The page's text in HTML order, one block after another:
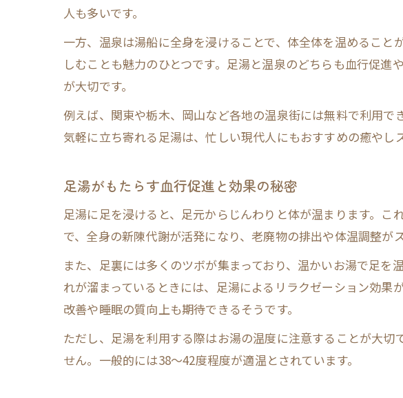
温泉
足湯
温泉
心と体にや
足湯
健康意
足湯
足湯の基
正し
人も多いです。
一方、温泉は湯船に全身を浸けることで、体全体を温めるこ
しむことも魅力のひとつです。足湯と温泉のどちらも血行促
が大切です。
例えば、関東や栃木、岡山など各地の温泉街には無料で利用で
気軽に立ち寄れる足湯は、忙しい現代人にもおすすめの癒やし
足湯がもたらす血行促進と効果の秘密
足湯に足を浸けると、足元からじんわりと体が温まります。
で、全身の新陳代謝が活発になり、老廃物の排出や体温調整が
また、足裏には多くのツボが集まっており、温かいお湯で足
れが溜まっているときには、足湯によるリラクゼーション効
改善や睡眠の質向上も期待できるそうです。
ただし、足湯を利用する際はお湯の温度に注意することが大
せん。一般的には38～42度程度が適温とされています。